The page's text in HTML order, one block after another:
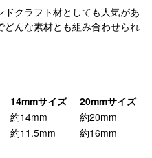
クラフト材としても人気があ
どんな素材とも組み合わせられ
14mmサイズ
20mmサイズ
約14mm
約20mm
約11.5mm 約16mm